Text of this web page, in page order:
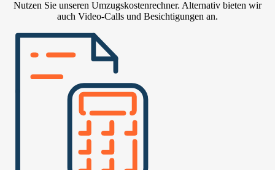
Nutzen Sie unseren Umzugskostenrechner. Alternativ bieten wir
auch Video-Calls und Besichtigungen an.